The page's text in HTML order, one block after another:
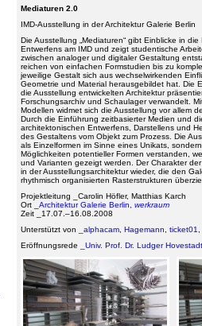
Mediaturen 2.0
IMD-Ausstellung in der Architektur Galerie Berlin
Die Ausstellung „Mediaturen“ gibt Einblicke in
Entwerfens am IMD und zeigt studentische
zwischen analoger und digitaler Gestaltung
reichen von einfachen Formstudien bis zu
jeweilige Gestalt sich aus wechselwirkenden
Geometrie und Material herausgebildet hat. Die
die Ausstellung entwickelten Architektur
Forschungsarchiv und Schaulager verwandelt.
Modellen widmet sich die Ausstellung vor allem
Durch die Einführung zeitbasierter Medien und
architektonischen Entwerfens, Darstellens und
des Gestaltens vom Objekt zum Prozess. Die
als Einzelformen im Sinne eines Unikats,
Möglichkeiten potentieller Formen verstanden,
und Varianten gezeigt werden. Der Charakter
in der Ausstellungsarchitektur wieder, die den
rhythmisch organisierten Rasterstrukturen
Projektleitung _Carolin Höfler, Matthias Karch
Ort _ Architektur Galerie Berlin, werkraum
Zeit _17.07.–16.08.2008
Unterstützt von
_alphacam Hagemann ticket01
Eröffnungsrede
_Univ. Prof. Dr. Ludger